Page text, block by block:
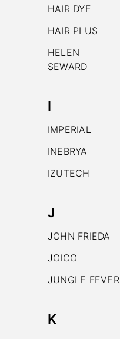
HAIR DYE
HAIR PLUS
HELEN
SEWARD
I
IMPERIAL
INEBRYA
IZUTECH
J
JOHN FRIEDA
JOICO
JUNGLE FEVER
K